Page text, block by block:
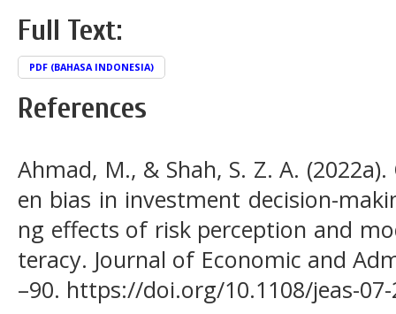
Full Text:
PDF (BAHASA INDONESIA)
References
Ahmad, M., & Shah, S. Z. A.
en bias in investment decision-
ng effects of risk perception and
teracy. Journal of Economic and
–90. https://doi.org/10.1108/jeas-07-